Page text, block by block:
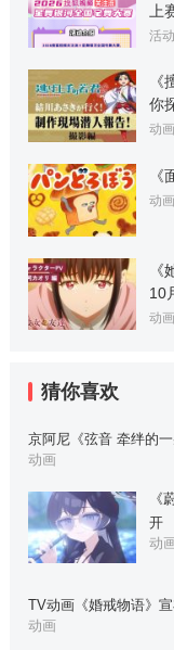
上
活动
你
动画
动画
10
动画
猜你喜欢
京阿尼《弦音 牵绊的
动画
《
开
动
TV动画《婚戒物语》
动画